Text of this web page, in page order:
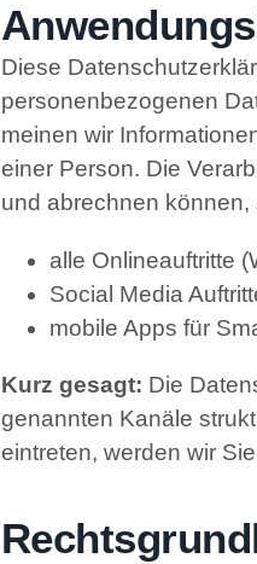
Diese
personenbezogenen
meinen wir
einer Person. Die
und abrechnen
alle Onlineauftritte
Social Media
mobile Apps für
Kurz gesagt: Die
genannten Kanäle
eintreten, werden wir